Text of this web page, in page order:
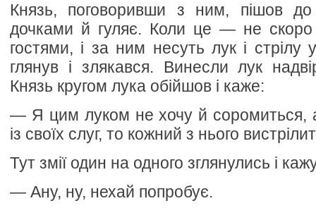
Князь, поговоривши з ним, пішов
дочками й гуляє. Коли це — не скоро
гостями, і за ним несуть лук і стрілу
глянув і злякався. Винесли лук
Князь кругом лука обійшов і каже:
— Я цим луком не хочу й соромиться,
із своїх слуг, то кожний з нього
Тут змії один на одного зглянулись і
— Ану, ну, нехай попробує.